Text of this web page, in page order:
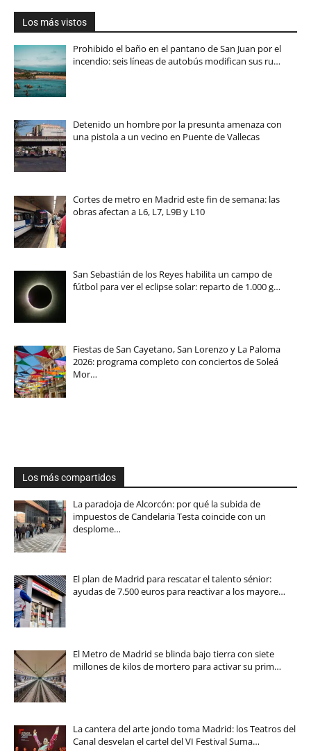
Los más vistos
Prohibido el baño en el pantano de San Juan por el
incendio: seis líneas de autobús modifican sus ru…
Detenido un hombre por la presunta amenaza con
una pistola a un vecino en Puente de Vallecas
Cortes de metro en Madrid este fin de semana: las
obras afectan a L6, L7, L9B y L10
San Sebastián de los Reyes habilita un campo de
fútbol para ver el eclipse solar: reparto de 1.000 g…
Fiestas de San Cayetano, San Lorenzo y La Paloma
2026: programa completo con conciertos de Soleá
Mor…
Los más compartidos
La paradoja de Alcorcón: por qué la subida de
impuestos de Candelaria Testa coincide con un
desplome…
El plan de Madrid para rescatar el talento sénior:
ayudas de 7.500 euros para reactivar a los mayore…
El Metro de Madrid se blinda bajo tierra con siete
millones de kilos de mortero para activar su prim…
La cantera del arte jondo toma Madrid: los Teatros del
Canal desvelan el cartel del VI Festival Suma…